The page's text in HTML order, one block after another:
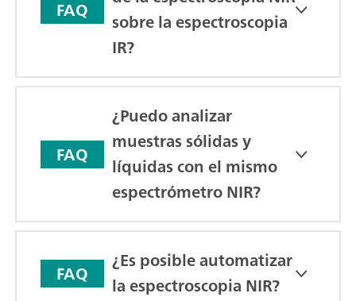
FAQ
sobre la espectroscopia
IR?
FAQ
¿Puedo analizar
muestras sólidas y
líquidas con el mismo
espectrómetro NIR?
FAQ
¿Es posible automatizar
la espectroscopia NIR?